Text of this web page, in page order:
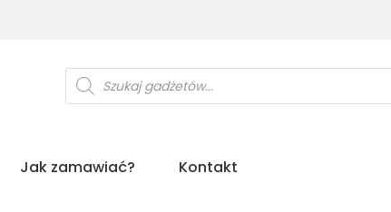
Wyszukiwarka
produktów
Jak zamawiać? Kontakt